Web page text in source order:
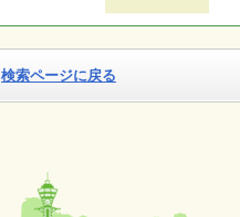
検索ページに戻る